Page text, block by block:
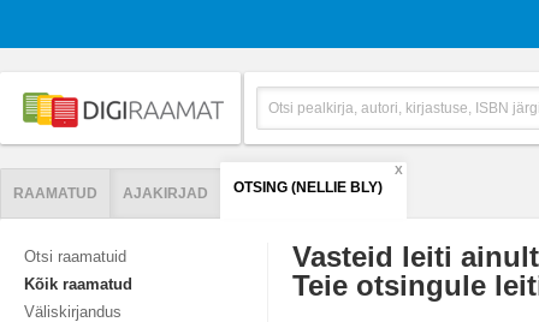
RAAMATUD AJAKIRJAD OTSING (NELLIE BLY)
X
Otsi raamatuid
Kõik raamatud
Väliskirjandus
Vasteid leiti
Teie otsingule